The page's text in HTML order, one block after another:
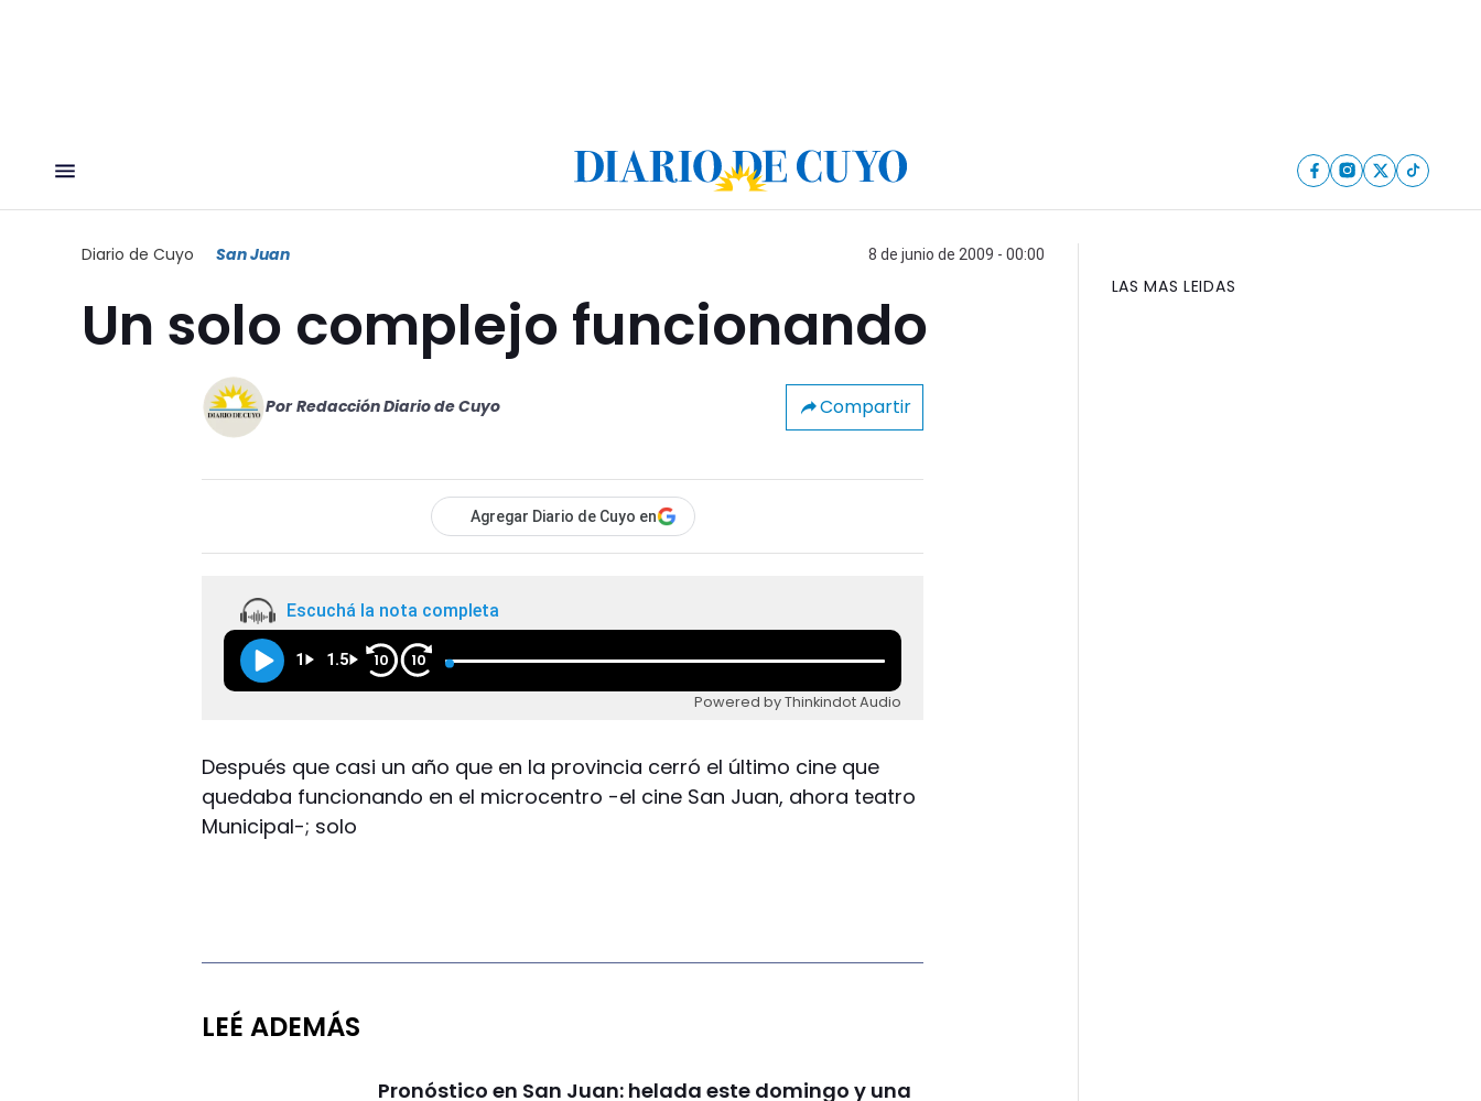
Diario de Cuyo San Juan 8 de junio de 2009 - 00:00
Un solo complejo funcionando
Por Redacción Diario de Cuyo Compartir
Agregar Diario de Cuyo en
Escuchá la nota completa
1 1.5 10 10
Powered by Thinkindot Audio
Después que casi un año que en la provincia cerró el último cine que
quedaba funcionando en el microcentro -el cine San Juan, ahora teatro
Municipal-; solo
LEÉ ADEMÁS
Pronóstico en San Juan: helada este domingo y una
LAS MAS LEIDAS